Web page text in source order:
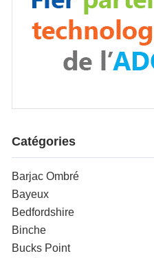
Catégories
Barjac Ombré
Bayeux
Bedfordshire
Binche
Bucks Point